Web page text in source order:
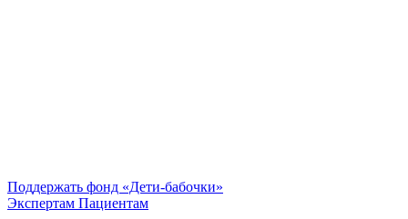
Поддержать фонд «Дети-бабочки»
Экспертам Пациентам